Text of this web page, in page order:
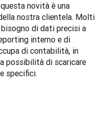
novità è una
nostra clientela. Molti
di dati precisi a
interno e di
di contabilità, in
possibilità di scaricare
specifici.